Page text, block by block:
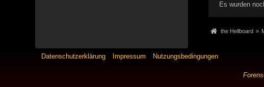
Es wurden
the Hellboard »
Datenschutzerklärung Impressum Nutzungsbedingungen